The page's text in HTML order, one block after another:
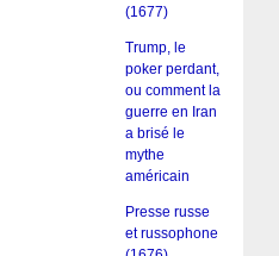
(1677)
Trump, le
poker perdant,
ou comment la
guerre en Iran
a brisé le
mythe
américain
Presse russe
et russophone